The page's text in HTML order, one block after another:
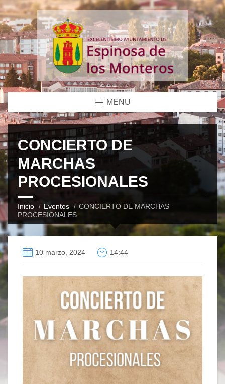
MENU
CONCIERTO DE
MARCHAS
PROCESIONALES
Inicio Eventos
CONCIERTO DE MARCHAS
PROCESIONALES
10 marzo, 2024 14:44